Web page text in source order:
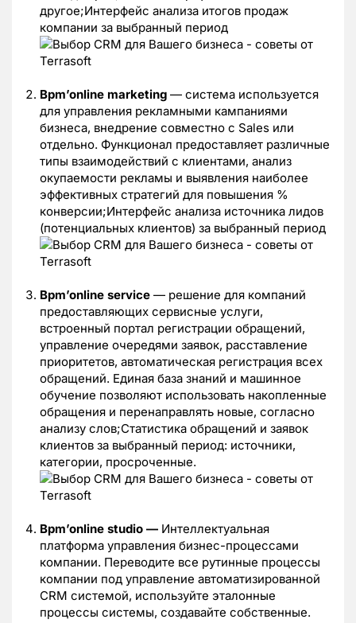
другое;Интерфейс анализа итогов продаж
компании за выбранный период
Bpm’online marketing — система используется
для управления рекламными кампаниями
бизнеса, внедрение совместно с Sales или
отдельно. Функционал предоставляет различные
типы взаимодействий с клиентами, анализ
окупаемости рекламы и выявления наиболее
эффективных стратегий для повышения %
конверсии;Интерфейс анализа источника лидов
(потенциальных клиентов) за выбранный период
Bpm’online service — решение для компаний
предоставляющих сервисные услуги,
встроенный портал регистрации обращений,
управление очередями заявок, расставление
приоритетов, автоматическая регистрация всех
обращений. Единая база знаний и машинное
обучение позволяют использовать накопленные
обращения и перенаправлять новые, согласно
анализу слов;Статистика обращений и заявок
клиентов за выбранный период: источники,
категории, просроченные.
Bpm’online studio — Интеллектуальная
платформа управления бизнес-процессами
компании. Переводите все рутинные процессы
компании под управление автоматизированной
CRM системой, используйте эталонные
процессы системы, создавайте собственные.